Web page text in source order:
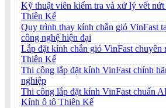
Kỹ thuật viên kiểm tra và xử lý vết
Thiên Kế
Quy trình thay kính chắn gió VinFast
công nghệ hiện đại
Lắp đặt kính chắn gió VinFast
Thiên Kế
Thi công lắp đặt kính VinFast chính
nghiệp
Thi công lắp đặt kính VinFast chuẩn
Kính ô tô Thiên Kế